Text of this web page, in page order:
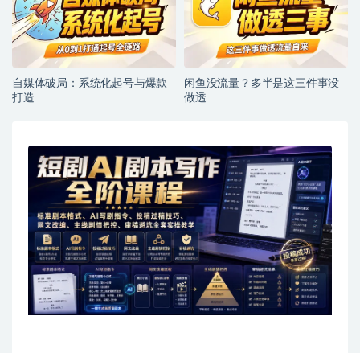
自媒体破局：系统化起号与爆款
打造
闲鱼没流量？多半是这三件事没
做透